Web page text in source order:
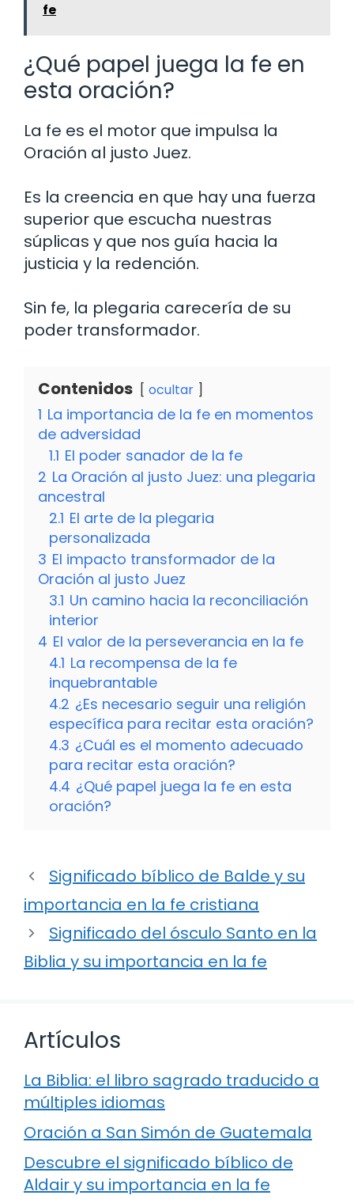
fe
¿Qué papel juega la fe en
esta oración?
La fe es el motor que impulsa la
Oración al justo Juez.
Es la creencia en que hay una fuerza
superior que escucha nuestras
súplicas y que nos guía hacia la
justicia y la redención.
Sin fe, la plegaria carecería de su
poder transformador.
Contenidos ocultar
1 La importancia de la fe en momentos
de adversidad
1.1 El poder sanador de la fe
2 La Oración al justo Juez: una plegaria
ancestral
2.1 El arte de la plegaria
personalizada
3 El impacto transformador de la
Oración al justo Juez
3.1 Un camino hacia la reconciliación
interior
4 El valor de la perseverancia en la fe
4.1 La recompensa de la fe
inquebrantable
4.2 ¿Es necesario seguir una religión
específica para recitar esta oración?
4.3 ¿Cuál es el momento adecuado
para recitar esta oración?
4.4 ¿Qué papel juega la fe en esta
oración?
Significado bíblico de Balde y su
importancia en la fe cristiana
Significado del ósculo Santo en la
Biblia y su importancia en la fe
Artículos
La Biblia: el libro sagrado traducido a
múltiples idiomas
Oración a San Simón de Guatemala
Descubre el significado bíblico de
Aldair y su importancia en la fe